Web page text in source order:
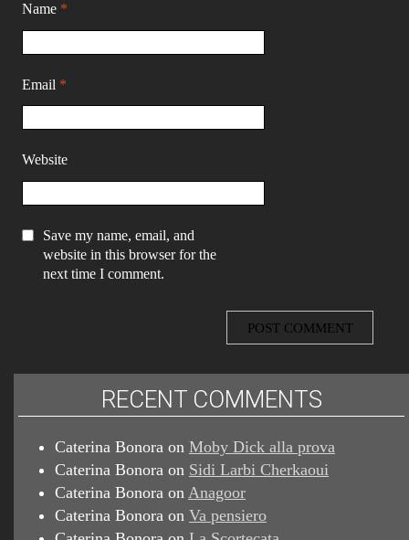
Name *
Email *
Website
Save my name, email, and
website in this browser for the
next time I comment.
RECENT COMMENTS
Caterina Bonora on Moby Dick alla prova
Caterina Bonora on Sidi Larbi Cherkaoui
Caterina Bonora on Anagoor
Caterina Bonora on Va pensiero